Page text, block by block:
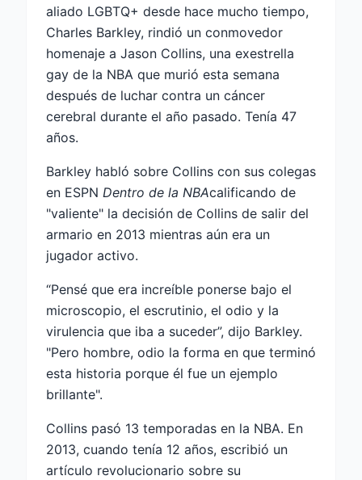
aliado LGBTQ+ desde hace mucho tiempo,
Charles Barkley, rindió un conmovedor
homenaje a Jason Collins, una exestrella
gay de la NBA que murió esta semana
después de luchar contra un cáncer
cerebral durante el año pasado. Tenía 47
años.
Barkley habló sobre Collins con sus colegas
en ESPN Dentro de la NBAcalificando de
"valiente" la decisión de Collins de salir del
armario en 2013 mientras aún era un
jugador activo.
“Pensé que era increíble ponerse bajo el
microscopio, el escrutinio, el odio y la
virulencia que iba a suceder”, dijo Barkley.
"Pero hombre, odio la forma en que terminó
esta historia porque él fue un ejemplo
brillante".
Collins pasó 13 temporadas en la NBA. En
2013, cuando tenía 12 años, escribió un
artículo revolucionario sobre su